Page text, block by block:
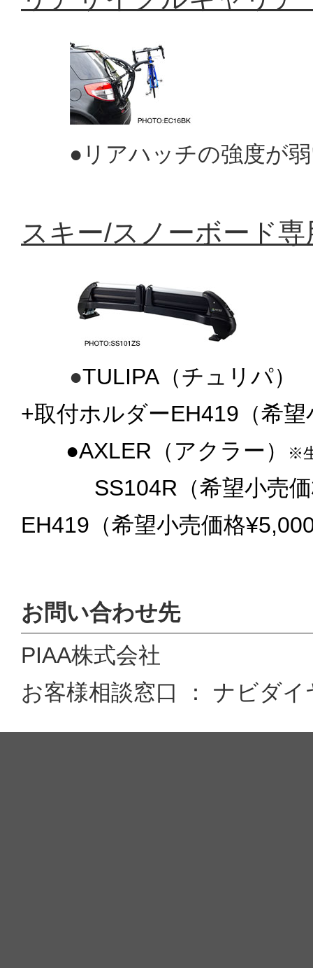
●リアハッチの強度が弱
スキー/スノーボード
●TULIPA（チュリパ）
+取付ホルダーEH419（希
●AXLER （ アクラー） ※
SS104R（希望小売価格
EH419（希望小売価格
お問い合わせ先
PIAA株式会社
お客様相談窓口 ： ナビダ